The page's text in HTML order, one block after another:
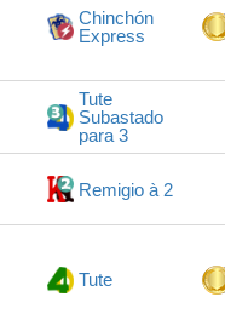
Chinchón
Express
Tute
Subastado
para 3
Remigio à 2
Tute